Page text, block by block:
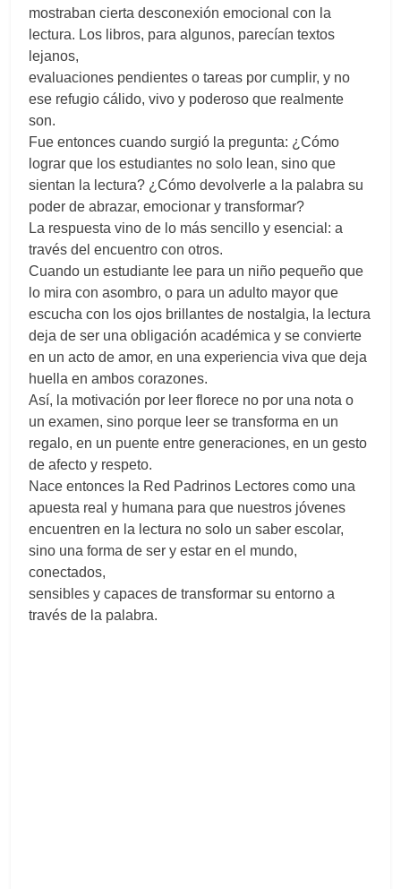
mostraban cierta desconexión emocional con la
lectura. Los libros, para algunos, parecían textos
lejanos,
evaluaciones pendientes o tareas por cumplir, y no
ese refugio cálido, vivo y poderoso que realmente
son.
Fue entonces cuando surgió la pregunta: ¿Cómo
lograr que los estudiantes no solo lean, sino que
sientan la lectura? ¿Cómo devolverle a la palabra su
poder de abrazar, emocionar y transformar?
La respuesta vino de lo más sencillo y esencial: a
través del encuentro con otros.
Cuando un estudiante lee para un niño pequeño que
lo mira con asombro, o para un adulto mayor que
escucha con los ojos brillantes de nostalgia, la lectura
deja de ser una obligación académica y se convierte
en un acto de amor, en una experiencia viva que deja
huella en ambos corazones.
Así, la motivación por leer florece no por una nota o
un examen, sino porque leer se transforma en un
regalo, en un puente entre generaciones, en un gesto
de afecto y respeto.
Nace entonces la Red Padrinos Lectores como una
apuesta real y humana para que nuestros jóvenes
encuentren en la lectura no solo un saber escolar,
sino una forma de ser y estar en el mundo,
conectados,
sensibles y capaces de transformar su entorno a
través de la palabra.